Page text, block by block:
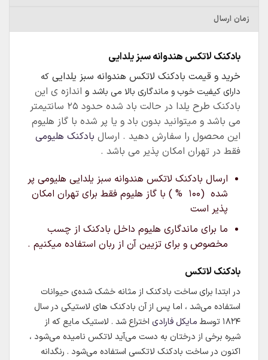
زمان ارسال
بادکنک لاتکس هندوانه سبز یلدایی
خرید و قیمت بادکنک لاتکس هندوانه سبز یلدایی که
دارای کیفیت خوب و ماندگاری بالا می باشد و اندازه ی این
بادکنک طرح یلدا در حالت باد شده حدود ۲۵ سانتیمتر
می باشد و میتوانید بدون باد و یا پر شده با گاز هلیوم
این محصول را سفارش دهید . ارسال بادکنک هلیومی
فقط در تهران امکان پذیر می باشد .
ارسال بادکنک لاتکس هندوانه سبز یلدایی هلیومی پر
شده (۱۰۰ % ) با گاز هلیوم فقط برای تهران امکان
پذیر است
ما برای ماندگاری هلیوم داخل بادکنک از چسب
مخصوص و برای تزیین آن از ربان استفاده میکنیم .
بادکنک لاتکس
در ابتدا برای ساخت بادکنک از مثانه خشک شده‌ی حیوانات
استفاده می‌شد ، اما پس از آن بادکنک های لاستیکی در سال
۱۸۲۴ توسط
مایکل فارادی اختراع شد . لاستیک مایع که از
شیره برخی از درختان به دست می‌آید لاتکس نامیده می‌شود ،
اکنون در ساخت بادکنک لاتکسی استفاده می‌شود . رنگدانه